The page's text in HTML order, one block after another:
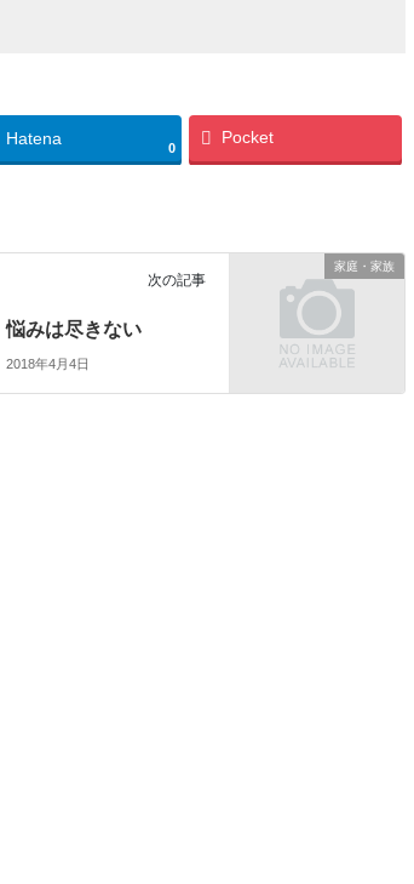
Hatena 0
Pocket
家庭・家族
次の記事
悩みは尽きない
2018年4月4日